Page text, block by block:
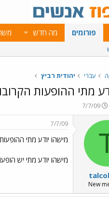
פורומים מה חדש
עברי יהודית רביץ
מתי ההופעות
פ
ו
ר
א
ר
י
ך
7/7/09
New
7/7/09
מישהו יודע מתי
מישהו יודע מתי יש